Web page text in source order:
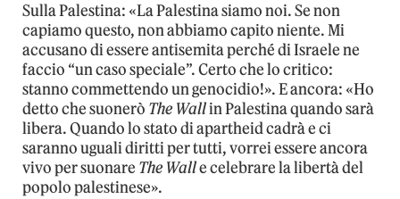
Sulla Palestina: «La Palestina siamo noi. Se non
capiamo questo, non abbiamo capito niente. Mi
accusano di essere antisemita perché di Israele ne
faccio “un caso speciale”. Certo che lo critico:
stanno commettendo un genocidio!». E ancora: «Ho
detto che suonerò The Wallin Palestina quando sarà
libera. Quando lo stato di apartheid cadrà e ci
saranno uguali diritti per tutti, vorrei essere ancora
vivo per suonare The Walle celebrare la libertà del
popolo palestinese».